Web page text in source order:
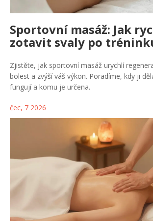
Sportovní masáž: Jak
zotavit svaly po
Zjistěte, jak sportovní masáž urychlí
bolest a zvýší váš výkon. Poradíme, kdy ji
fungují a komu je určena.
čec, 7 2026